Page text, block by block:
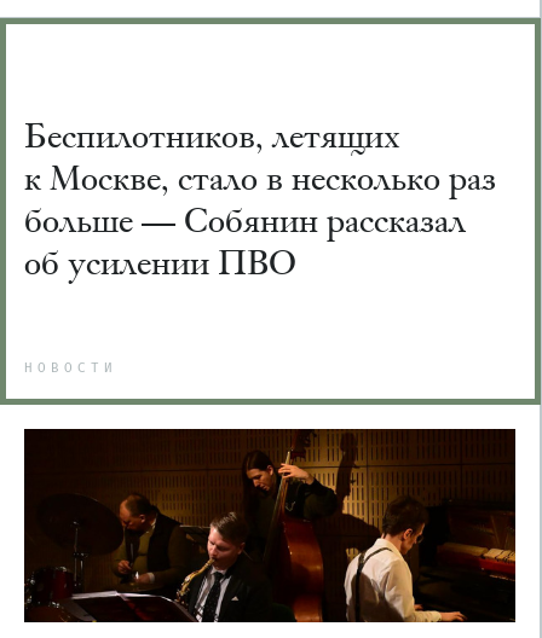
Беспилотников, летящих
к Москве, стало в несколько раз
больше — Собянин рассказал
об усилении ПВО
НОВОСТИ